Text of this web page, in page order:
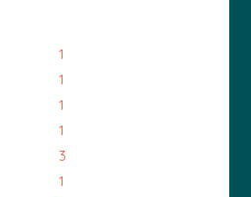
1
1
1
1
3
1